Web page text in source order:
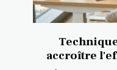
accroître